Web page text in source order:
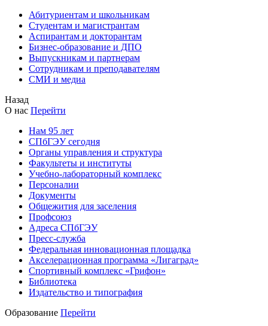
Абитуриентам и школьникам
Студентам и магистрантам
Аспирантам и докторантам
Бизнес-образование и ДПО
Выпускникам и партнерам
Сотрудникам и преподавателям
СМИ и медиа
Назад
О нас Перейти
Нам 95 лет
СПбГЭУ сегодня
Органы управления и структура
Факультеты и институты
Учебно-лабораторный комплекс
Персоналии
Документы
Общежития для заселения
Профсоюз
Адреса СПбГЭУ
Пресс-служба
Федеральная инновационная площадка
Акселерационная программа «Лигаград»­­
Спортивный комплекс «Грифон»
Библиотека
Издательство и типография
Образование Перейти